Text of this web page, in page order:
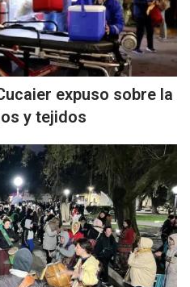
expuso sobre la
y tejidos